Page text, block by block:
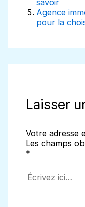
Agence
pour la
Laisser
Votre adresse
Les champs
*
Écrivez